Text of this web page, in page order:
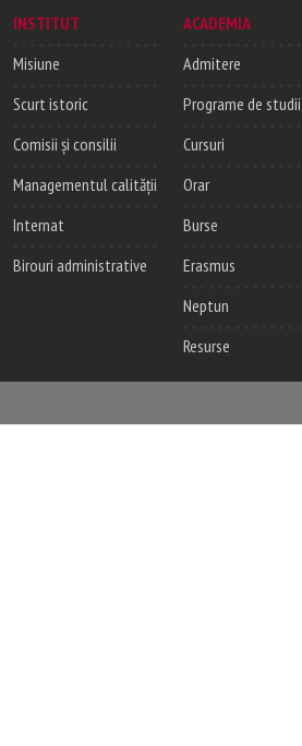
INSTITUT
Misiune
Scurt istoric
Comisii și consilii
Managementul calității
Internat
Birouri administrative
ACADEMIA
Admitere
Programe de studii
Cursuri
Orar
Burse
Erasmus
Neptun
Resurse